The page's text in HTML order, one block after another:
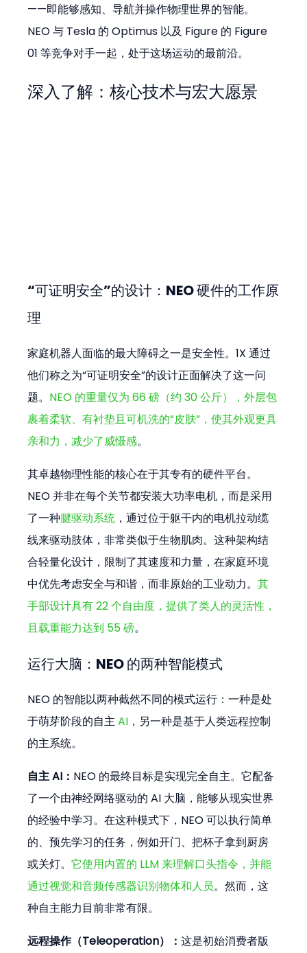
——即能够感知、导航并操作物理世界的智能。
NEO 与 Tesla 的 Optimus 以及 Figure 的 Figure
01 等竞争对手一起，处于这场运动的最前沿。
深入了解：核心技术与宏大愿景
“可证明安全”的设计：NEO 硬件的工作原
理
家庭机器人面临的最大障碍之一是安全性。1X 通过
他们称之为“可证明安全”的设计正面解决了这一问
题。 NEO 的重量仅为 66 磅（约 30 公斤），外层包
裹着柔软、有衬垫且可机洗的“皮肤”，使其外观更具
亲和力，减少了威慑感。
其卓越物理性能的核心在于其专有的硬件平台。
NEO 并非在每个关节都安装大功率电机，而是采用
了一种腱驱动系统 ，通过位于躯干内的电机拉动缆
线来驱动肢体，非常类似于生物肌肉。这种架构结
合轻量化设计，限制了其速度和力量，在家庭环境
中优先考虑安全与和谐，而非原始的工业动力。其
手部设计具有 22 个自由度，提供了类人的灵活性，
且载重能力达到 55 磅。
运行大脑：NEO 的两种智能模式
NEO 的智能以两种截然不同的模式运行：一种是处
于萌芽阶段的自主 AI ，另一种是基于人类远程控制
的主系统。
自主 AI： NEO 的最终目标是实现完全自主。它配备
了一个由神经网络驱动的 AI 大脑，能够从现实世界
的经验中学习。在这种模式下，NEO 可以执行简单
的、预先学习的任务，例如开门、把杯子拿到厨房
或关灯。它使用内置的 LLM 来理解口头指令，并能
通过视觉和音频传感器识别物体和人员。然而，这
种自主能力目前非常有限。
远程操作（Teleoperation）：这是初始消费者版